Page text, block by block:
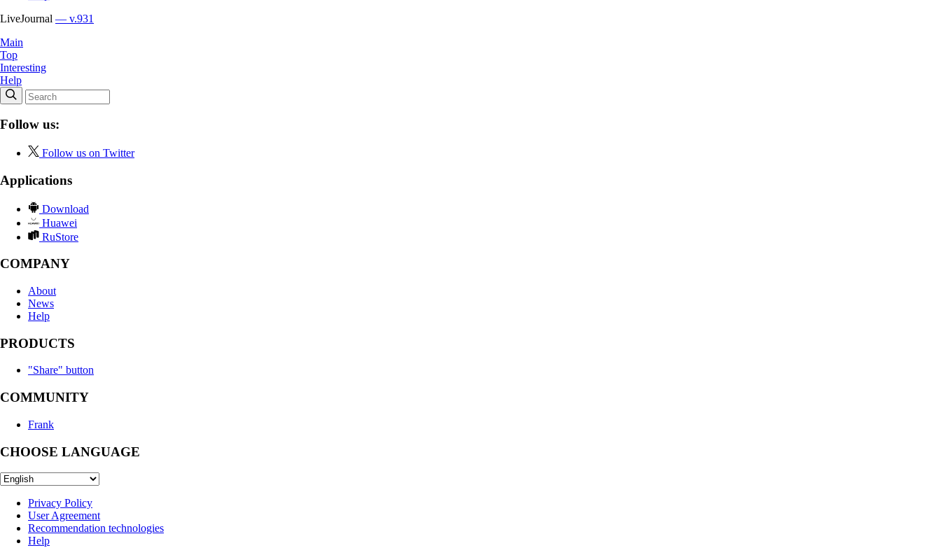
LiveJournal — v.931
Main
Top
Interesting
Help
Follow us:
Follow us on Twitter
Applications
Download
Huawei
RuStore
COMPANY
About
News
Help
PRODUCTS
"Share" button
COMMUNITY
Frank
CHOOSE LANGUAGE
Privacy Policy
User Agreement
Recommendation technologies
Help